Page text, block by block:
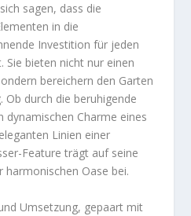
sagen, dass die
in die
Investition für jeden
bieten nicht nur einen
bereichern den Garten
Ob durch die beruhigende
dynamischen Charme eines
Linien einer
Feature trägt auf seine
harmonischen Oase bei.
Umsetzung, gepaart mit